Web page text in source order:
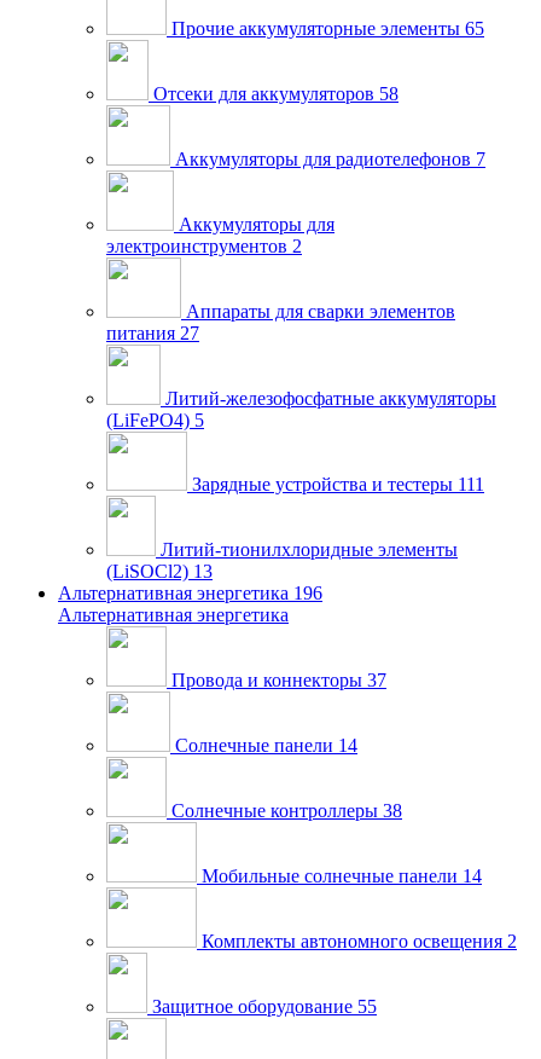
Прочие аккумуляторные элементы 65
Отсеки для аккумуляторов 58
Аккумуляторы для радиотелефонов 7
Аккумуляторы для
электроинструментов 2
Аппараты для сварки элементов
питания 27
Литий-железофосфатные аккумуляторы
(LiFePO4) 5
Зарядные устройства и тестеры 111
Литий-тионилхлоридные элементы
(LiSOCl2) 13
Альтернативная энергетика 196
Альтернативная энергетика
Провода и коннекторы 37
Солнечные панели 14
Солнечные контроллеры 38
Мобильные солнечные панели 14
Комплекты автономного освещения 2
Защитное оборудование 55